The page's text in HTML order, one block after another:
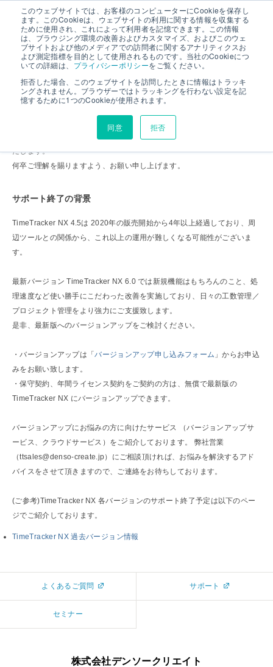
このウェブサイトでは、お客様のコンピューターにCookieを保存し
ます。このCookieは、ウェブサイトの利用に関する情報を収集する
ために使用され、これによって利用者を記憶できます。この情報
は、ブラウジング環境の改善およびカスタマイズ、およびこのウェ
ブサイトおよび他のメディアでの訪問者に関するアナリティクスお
よび測定指標を目的として使用されるものです。当社のCookieにつ
いての詳細は、 プライバシーポリシーをご覧ください。
拒否した場合、このウェブサイトを訪問したときに情報はトラッキ
ングされません。ブラウザーではトラッキングを行わない設定を記
憶するために1つのCookieが使用されます。
同意 拒否
TimeTracker NX 4.5 サポート終了のお知らせ
お客様にご利用頂いております「TimeTracker NX4.5」について、誠に
つきましては、最新のTimeTracker NXへのバージョンアップをお願いい
たします。
何卒ご理解を賜りますよう、お願い申し上げます。
サポート終了の背景
TimeTracker NX 4.5は 2020年の販売開始から4年以上経過しており、周
辺ツールとの関係から、これ以上の運用が難しくなる可能性がございま
す。
最新バージョン TimeTracker NX 6.0 では新規機能はもちろんのこと、処
理速度など使い勝手にこだわった改善を実施しており、日々の工数管理／
プロジェクト管理をより強力にご支援致します。
是非、最新版へのバージョンアップをご検討ください。
・バージョンアップは「バージョンアップ申し込みフォーム 」からお申込
みをお願い致します。
・保守契約、年間ライセンス契約をご契約の方は、無償で最新版の
TimeTracker NX にバージョンアップできます。
バージョンアップにお悩みの方に向けたサービス （バージョンアップサ
ービス、クラウドサービス）をご紹介しております。 弊社営業
（ttsales@denso-create.jp）にご相談頂ければ、お悩みを解決するアド
バイスをさせて頂きますので、ご連絡をお待ちしております。
(ご参考)TimeTracker NX 各バージョンのサポート終了予定は以下のペー
ジでご紹介しております。
TimeTracker NX 過去バージョン情報
よくあるご質問 サポート
セミナー
株式会社デンソークリエイト